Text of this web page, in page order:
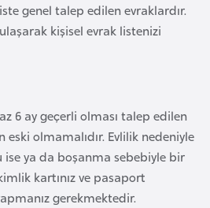
genel talep edilen evraklardır.
kişisel evrak listenizi
6 ay geçerli olması talep edilen
eski olmamalıdır. Evlilik nedeniyle
ya da boşanma sebebiyle bir
kartınız ve pasaport
gerekmektedir.